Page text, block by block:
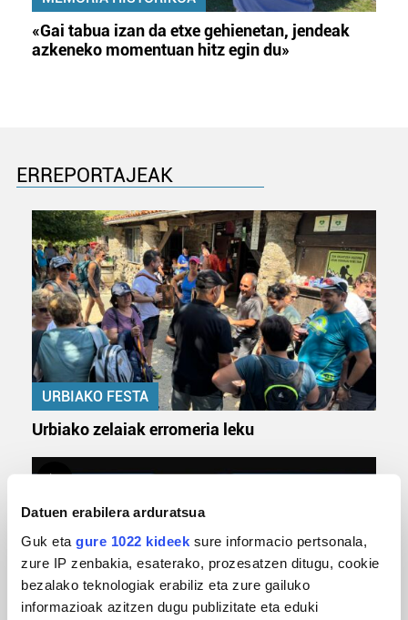
Datuen erabilera arduratsua
Guk eta gure 1022 kideek sure informacio pertsonala,
zure IP zenbakia, esaterako, prozesatzen ditugu, cookie
bezalako teknologiak erabiliz eta zure gailuko
informazioak azitzen dugu publizitate eta eduki
«Gai tabua izan da etxe gehienetan, jendeak
azkeneko momentuan hitz egin du»
ERREPORTAJEAK
URBIAKO FESTA
Urbiako zelaiak erromeria leku